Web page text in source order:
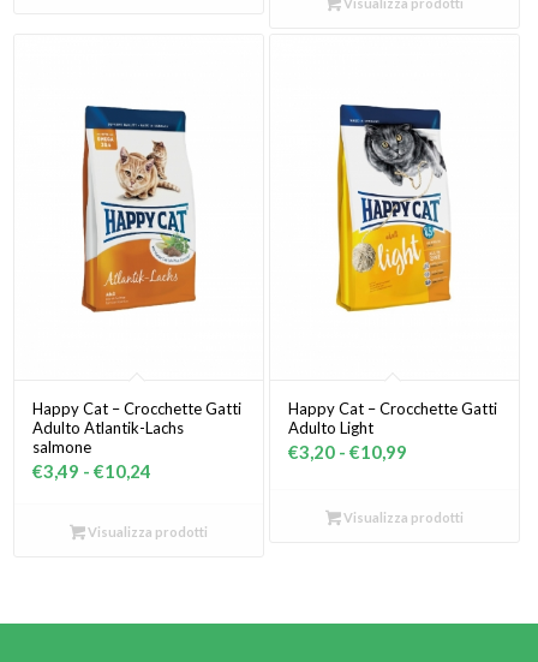
€52,00
Happy Cat – Crocchette Gatti
Adulto Atlantik-Lachs
salmone
€3,49 - €10,24
prezzo:
Visualizza prodotti
Happy Cat – Crocchette Gatti
Adulto Light
€3,20 - €10,99Fascia
prezzo:
€10,99
Visualizza prodotti